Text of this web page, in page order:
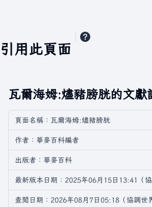
引用此頁面
瓦爾海姆:燼豬膀胱的文獻
頁面名稱：瓦爾海姆:燼豬膀胱
作者：華麥百科編者
出版者：華麥百科
最新版本日期：2025年06月15日13:41（協
查閲日期：2026年08月7日05:18（協調世